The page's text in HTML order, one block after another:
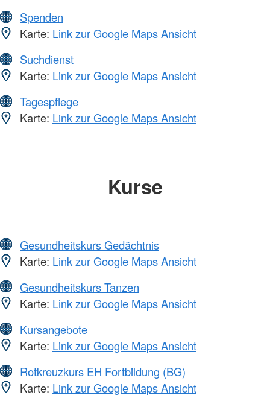
Spenden
Karte: Link zur Google Maps Ansicht
Suchdienst
Karte: Link zur Google Maps Ansicht
Tagespflege
Karte: Link zur Google Maps Ansicht
Kurse
Gesundheitskurs Gedächtnis
Karte: Link zur Google Maps Ansicht
Gesundheitskurs Tanzen
Karte: Link zur Google Maps Ansicht
Kursangebote
Karte: Link zur Google Maps Ansicht
Rotkreuzkurs EH Fortbildung (BG)
Karte: Link zur Google Maps Ansicht